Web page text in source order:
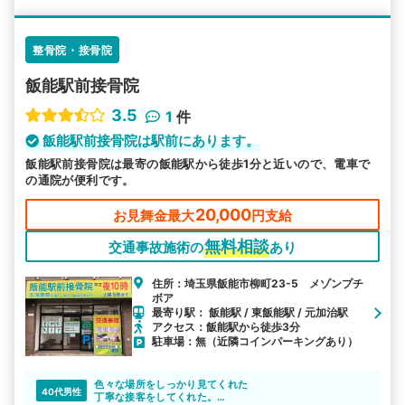
整骨院・接骨院
飯能駅前接骨院
3.5
1 件
飯能駅前接骨院は駅前にあります。
飯能駅前接骨院は最寄の飯能駅から徒歩1分と近いので、電車で
の通院が便利です。
お見舞金最大20,000円支給
交通事故施術の無料相談あり
住所：埼玉県飯能市柳町23-5 メゾンプチ
ボア
最寄り駅： 飯能駅 / 東飯能駅 / 元加治駅
アクセス：飯能駅から徒歩3分
駐車場：無（近隣コインパーキングあり）
40代男性
色々な場所をしっかり見てくれた
丁寧な接客をしてくれた。